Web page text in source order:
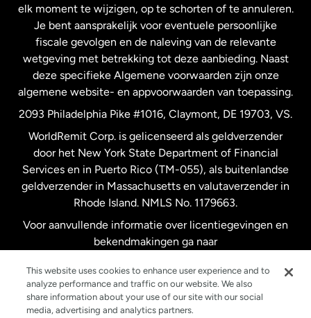
Spanje
Verenigd Koninkrijk
Verenigde Staten English
Verenigde Staten Español
Zweden
elk moment te wijzigen, op te schorten of te annuleren.
Je bent aansprakelijk voor eventuele persoonlijke
fiscale gevolgen en de naleving van de relevante
wetgeving met betrekking tot deze aanbieding. Naast
deze specifieke Algemene voorwaarden zijn onze
algemene website- en appvoorwaarden van toepassing.
2093 Philadelphia Pike #1016, Claymont, DE 19703, VS.
WorldRemit Corp. is gelicenseerd als geldverzender
door het New York State Department of Financial
Services en in Puerto Rico (TM-055), als buitenlandse
geldverzender in Massachusetts en valutaverzender in
Rhode Island. NMLS No. 1179663.
Voor aanvullende informatie over licentiegevingen en
bekendmakingen ga naar
This website uses cookies to enhance user experience and to
analyze performance and traffic on our website. We also
share information about your use of our site with our social
media, advertising and analytics partners.